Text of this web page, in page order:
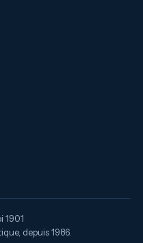
1901
depuis 1986.